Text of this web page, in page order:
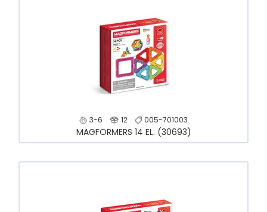
3-6 12 005-701003
MAGFORMERS 14 EL. (30693)